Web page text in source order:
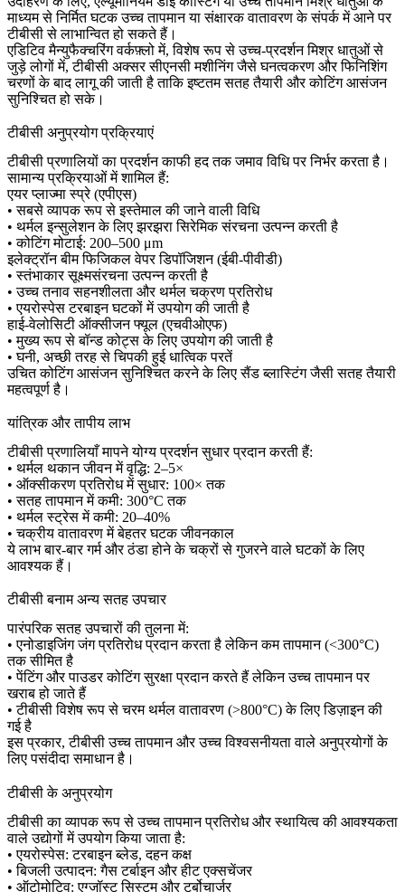
माध्यम से निर्मित घटक उच्च तापमान या संक्षारक वातावरण के संपर्क में आने पर
टीबीसी से लाभान्वित हो सकते हैं।
एडिटिव मैन्युफैक्चरिंग वर्कफ़्लो में, विशेष रूप से उच्च-प्रदर्शन मिश्र धातुओं से
जुड़े लोगों में, टीबीसी अक्सरसीएनसी मशीनिंगजैसे घनत्वकरण और फिनिशिंग
चरणों के बाद लागू की जाती है ताकि इष्टतम सतह तैयारी और कोटिंग आसंजन
सुनिश्चित हो सके।
टीबीसी अनुप्रयोग प्रक्रियाएं
टीबीसी प्रणालियों का प्रदर्शन काफी हद तक जमाव विधि पर निर्भर करता है।
सामान्य प्रक्रियाओं में शामिल हैं:
एयर प्लाज्मा स्प्रे (एपीएस)
• सबसे व्यापक रूप से इस्तेमाल की जाने वाली विधि
• थर्मल इन्सुलेशन के लिए झरझरा सिरेमिक संरचना उत्पन्न करती है
• कोटिंग मोटाई: 200–500 μm
इलेक्ट्रॉन बीम फिजिकल वेपर डिपॉजिशन (ईबी-पीवीडी)
• स्तंभाकार सूक्ष्मसंरचना उत्पन्न करती है
• उच्च तनाव सहनशीलता और थर्मल चक्रण प्रतिरोध
• एयरोस्पेस टरबाइन घटकों में उपयोग की जाती है
हाई-वेलोसिटी ऑक्सीजन फ्यूल (एचवीओएफ)
• मुख्य रूप से बॉन्ड कोट्स के लिए उपयोग की जाती है
• घनी, अच्छी तरह से चिपकी हुई धात्विक परतें
उचित कोटिंग आसंजन सुनिश्चित करने के लिएसैंड ब्लास्टिंगजैसी सतह तैयारी
महत्वपूर्ण है।
यांत्रिक और तापीय लाभ
टीबीसी प्रणालियाँ मापने योग्य प्रदर्शन सुधार प्रदान करती हैं:
• थर्मल थकान जीवन में वृद्धि: 2–5×
• ऑक्सीकरण प्रतिरोध में सुधार: 100× तक
• सतह तापमान में कमी: 300°C तक
• थर्मल स्ट्रेस में कमी: 20–40%
• चक्रीय वातावरण में बेहतर घटक जीवनकाल
ये लाभ बार-बार गर्म और ठंडा होने के चक्रों से गुजरने वाले घटकों के लिए
आवश्यक हैं।
टीबीसी बनाम अन्य सतह उपचार
पारंपरिक सतह उपचारों की तुलना में:
•एनोडाइजिंगजंग प्रतिरोध प्रदान करता है लेकिन कम तापमान (<300°C)
तक सीमित है
• पेंटिंग औरपाउडर कोटिंगसुरक्षा प्रदान करते हैं लेकिन उच्च तापमान पर
खराब हो जाते हैं
• टीबीसी विशेष रूप से चरम थर्मल वातावरण (>800°C) के लिए डिज़ाइन की
गई है
इस प्रकार, टीबीसी उच्च तापमान और उच्च विश्वसनीयता वाले अनुप्रयोगों के
लिए पसंदीदा समाधान है।
टीबीसी के अनुप्रयोग
टीबीसी का व्यापक रूप से उच्च तापमान प्रतिरोध और स्थायित्व की आवश्यकता
वाले उद्योगों में उपयोग किया जाता है:
• एयरोस्पेस: टरबाइन ब्लेड, दहन कक्ष
• बिजली उत्पादन: गैस टर्बाइन और हीट एक्सचेंजर
• ऑटोमोटिव: एग्जॉस्ट सिस्टम और टर्बोचार्जर